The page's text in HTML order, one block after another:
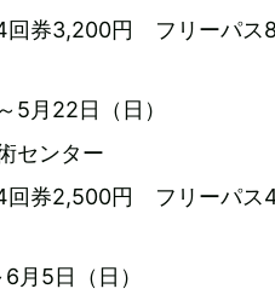
券3,200円 フリーパス
5月22日（日）
センター
券2,500円 フリーパス
月5日（日）